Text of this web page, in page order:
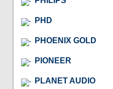
PHD
PHOENIX GOLD
PIONEER
PLANET AUDIO